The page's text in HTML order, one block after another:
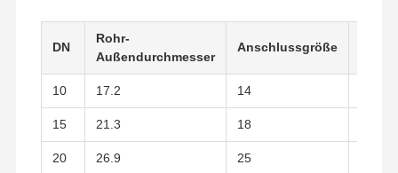
Rohrverbindungen aus rostfreiem Stahl
Edelstahl-Flansche
Ventile aus Edelstahl
DN
Rohr-
Außendurchmesser
Anschlussgröße
10 17.2 14
15 21.3 18
20 26.9 25